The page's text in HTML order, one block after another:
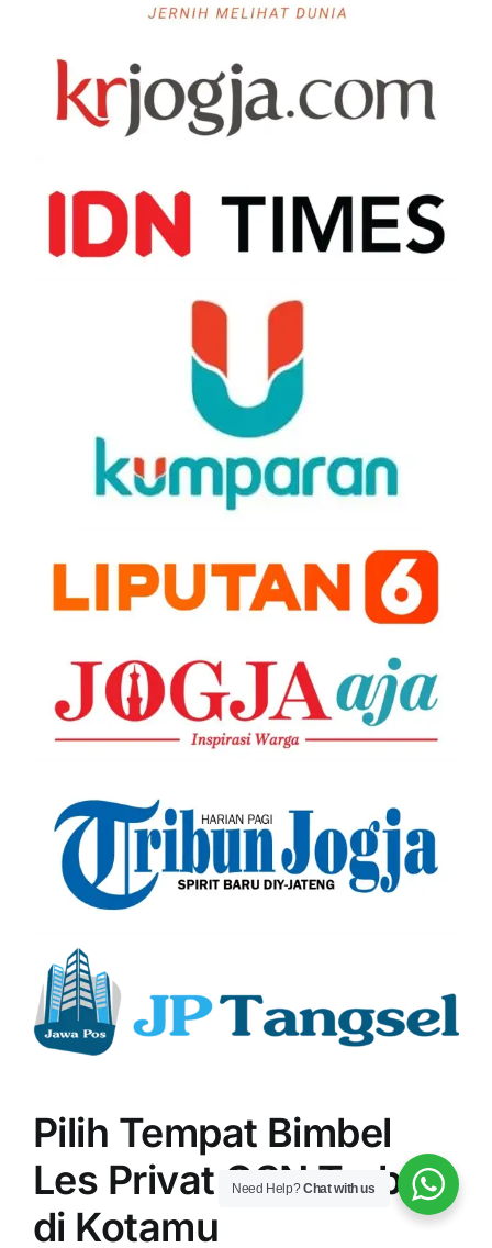
Pilih Tempat Bimbel
Les Privat OSN Terbaik
di Kotamu
Need Help?Chat with us